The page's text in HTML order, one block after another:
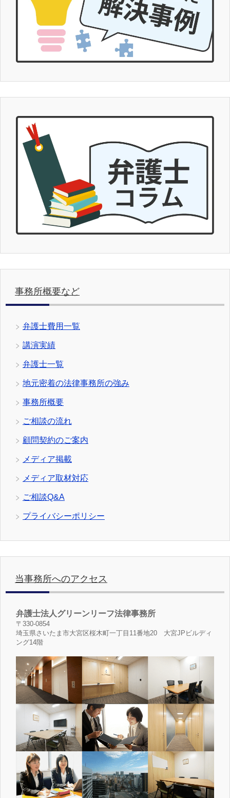
事務所概要など
弁護士費用一覧
講演実績
弁護士一覧
地元密着の法律事務所の強み
事務所概要
ご相談の流れ
顧問契約のご案内
メディア掲載
メディア取材対応
ご相談Q&A
プライバシーポリシー
当事務所へのアクセス
弁護士法人グリーンリーフ法律事務所
〒330-0854
埼玉県さいたま市大宮区桜木町一丁目11番地20 大宮JPビルディ
ング14階